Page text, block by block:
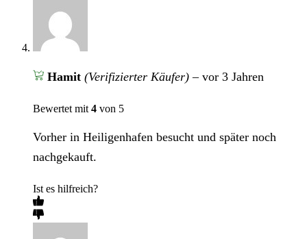
Hamit (Verifizierter Käufer) – vor 3 Jahren
Bewertet mit 4 von 5
Vorher in Heiligenhafen besucht und später noch
nachgekauft.
Ist es hilfreich?